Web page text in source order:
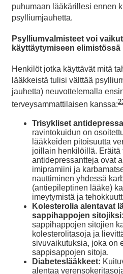
puhumaan lääkärillesi ennen
psylliumjauhetta.
Psylliumvalmisteet voi
käyttäytymiseen elimistössä
Henkilöt jotka käyttävät mitä
lääkkeistä tulisi välttää
jauhetta) neuvottelemalla
terveysammattilaisen kanssa:
Trisykliset
ravintokuidun on
lääkkeiden pitoisuutta
joillain henkilöillä. Eräitä
antidepressantteja ovat
imipramiini ja
nauttiminen yhdessä
(antiepileptinen lääke)
imeytymistä ja
Kolesterolia alentavat
sappihappojen sitojiksi:
sappihappojen sitojien
kolesterolitasoja ja
sivuvaikutuksia, joka on
sappisappojen sitoja.
Diabeteslääkkeet:
alentaa